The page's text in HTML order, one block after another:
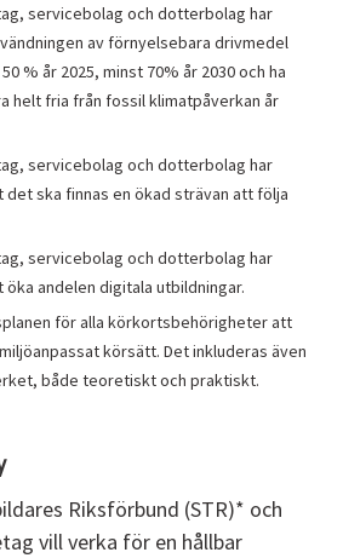
servicebolag och dotterbolag har
av förnyelsebara drivmedel
% år 2025, minst 70% år 2030 och ha
helt fria från fossil klimatpåverkan år
servicebolag och dotterbolag har
ska finnas en ökad strävan att följa
servicebolag och dotterbolag har
andelen digitala utbildningar.
för alla körkortsbehörigheter att
körsätt. Det inkluderas även
både teoretiskt och praktiskt.
Riksförbund (STR)* och
vill verka för en hållbar